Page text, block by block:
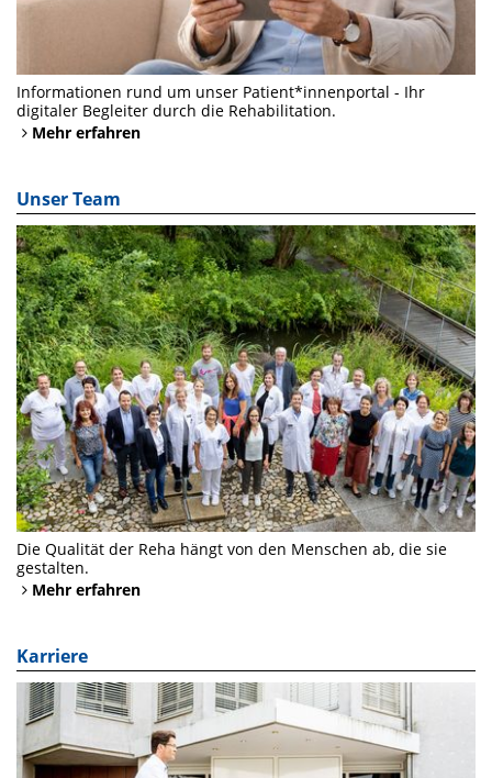
Informationen rund um unser Patient*innenportal - Ihr
digitaler Begleiter durch die Rehabilitation.
Mehr erfahren
Unser Team
Die Qualität der Reha hängt von den Menschen ab, die sie
gestalten.
Mehr erfahren
Karriere